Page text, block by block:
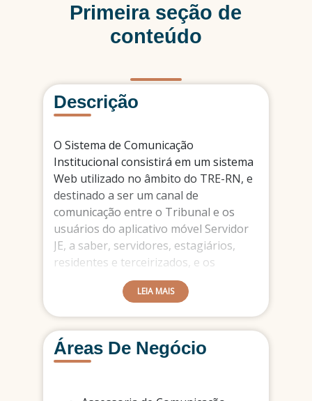
Primeira seção de
conteúdo
Descrição
O Sistema de Comunicação
Institucional consistirá em um sistema
Web utilizado no âmbito do TRE-RN, e
destinado a ser um canal de
comunicação entre o Tribunal e os
usuários do aplicativo móvel Servidor
JE, a saber, servidores, estagiários,
residentes e terceirizados, e os
usuários do aplicativo móvel JE
LEIA MAIS
Áreas De Negócio